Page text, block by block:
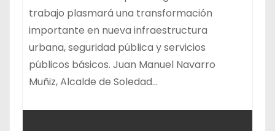
trabajo plasmará una transformación
importante en nueva infraestructura
urbana, seguridad pública y servicios
públicos básicos. Juan Manuel Navarro
Muñiz, Alcalde de Soledad…